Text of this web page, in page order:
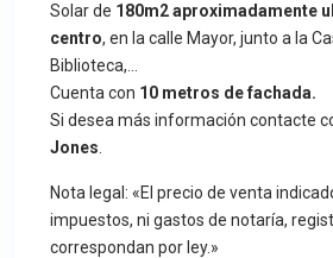
Solar de 180m2 aproximadamente
centro, en la calle Mayor, junto a la
Biblioteca,…
Cuenta con 10 metros de fachada.
Si desea más información contacte
Jones
Nota legal: «El precio de venta
impuestos, ni gastos de notaría,
correspondan por ley.»